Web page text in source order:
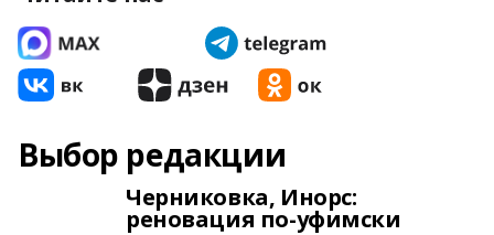
Выбор редакции
Черниковка, Инорс:
реновация по-уфимски